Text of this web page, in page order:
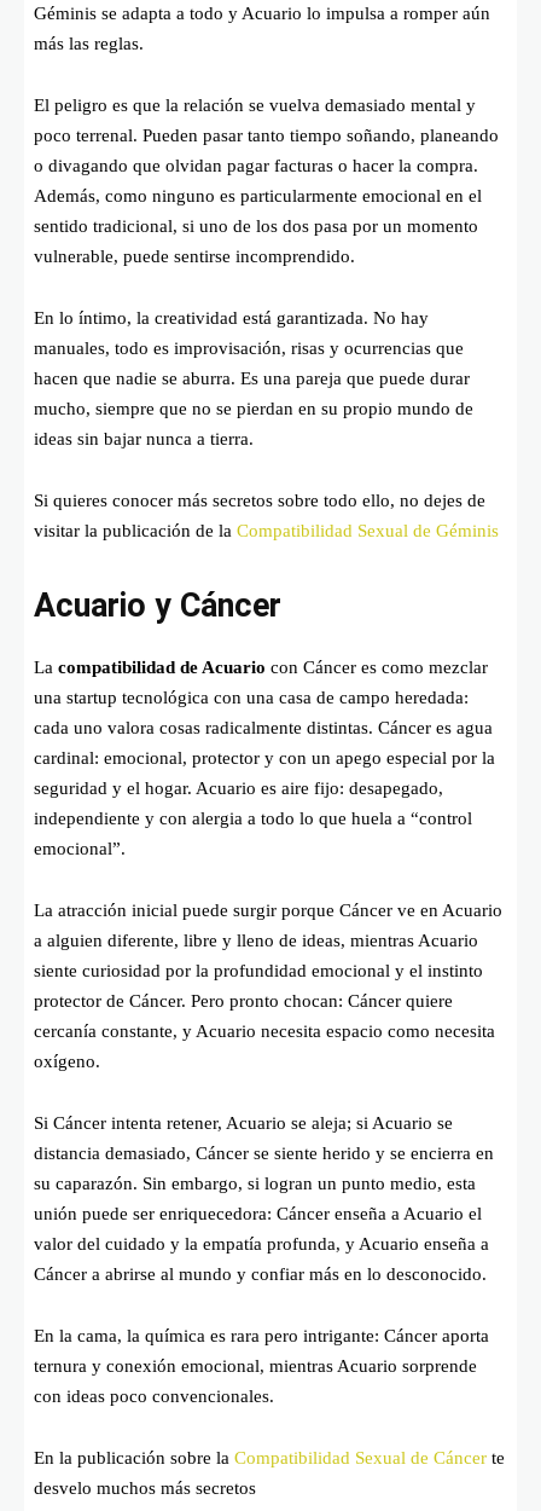
Géminis se adapta a todo y Acuario lo impulsa a romper aún
más las reglas.
El peligro es que la relación se vuelva demasiado mental y
poco terrenal. Pueden pasar tanto tiempo soñando, planeando
o divagando que olvidan pagar facturas o hacer la compra.
Además, como ninguno es particularmente emocional en el
sentido tradicional, si uno de los dos pasa por un momento
vulnerable, puede sentirse incomprendido.
En lo íntimo, la creatividad está garantizada. No hay
manuales, todo es improvisación, risas y ocurrencias que
hacen que nadie se aburra. Es una pareja que puede durar
mucho, siempre que no se pierdan en su propio mundo de
ideas sin bajar nunca a tierra.
Si quieres conocer más secretos sobre todo ello, no dejes de
visitar la publicación de la Compatibilidad Sexual de Géminis
Acuario y Cáncer
La compatibilidad de Acuario con Cáncer es como mezclar
una startup tecnológica con una casa de campo heredada:
cada uno valora cosas radicalmente distintas. Cáncer es agua
cardinal: emocional, protector y con un apego especial por la
seguridad y el hogar. Acuario es aire fijo: desapegado,
independiente y con alergia a todo lo que huela a “control
emocional”.
La atracción inicial puede surgir porque Cáncer ve en Acuario
a alguien diferente, libre y lleno de ideas, mientras Acuario
siente curiosidad por la profundidad emocional y el instinto
protector de Cáncer. Pero pronto chocan: Cáncer quiere
cercanía constante, y Acuario necesita espacio como necesita
oxígeno.
Si Cáncer intenta retener, Acuario se aleja; si Acuario se
distancia demasiado, Cáncer se siente herido y se encierra en
su caparazón. Sin embargo, si logran un punto medio, esta
unión puede ser enriquecedora: Cáncer enseña a Acuario el
valor del cuidado y la empatía profunda, y Acuario enseña a
Cáncer a abrirse al mundo y confiar más en lo desconocido.
En la cama, la química es rara pero intrigante: Cáncer aporta
ternura y conexión emocional, mientras Acuario sorprende
con ideas poco convencionales.
En la publicación sobre la Compatibilidad Sexual de Cáncer te
desvelo muchos más secretos